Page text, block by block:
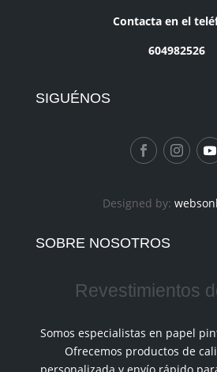
Contacta en el
604982526
SIGUÉNOS
Designed by:
SOBRE NOSOTROS
Revestimientos
Somos especialistas en papel
Ofrecemos productos de